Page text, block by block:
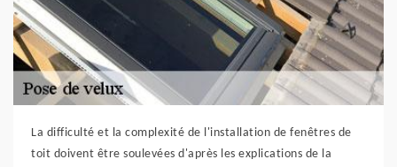
La difficulté et la complexité de l'installation de fenêtres de
toit doivent être soulevées d'après les explications de la